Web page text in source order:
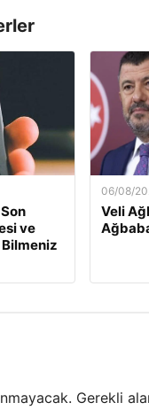
ve
06/08/
Veli
Gerekli